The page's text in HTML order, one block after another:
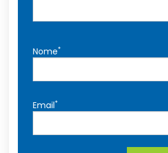
Nome*
Email*